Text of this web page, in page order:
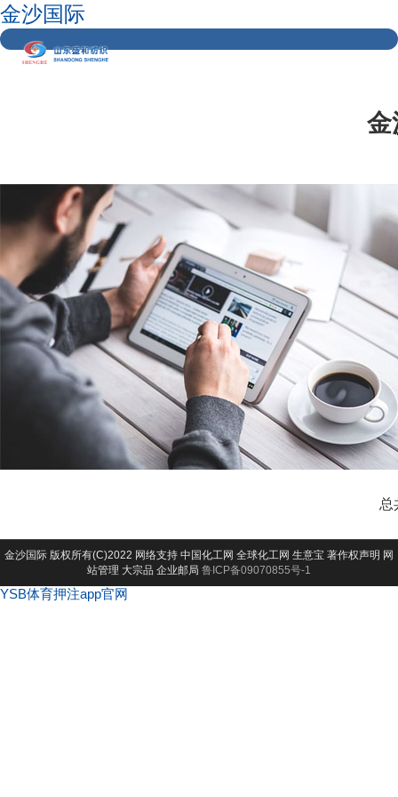
金沙国际
金
总
金沙国际 版权所有(C)2022 网络支持 中国化工网 全球化工网 生意宝 著作权声明 网
站管理 大宗品 企业邮局 鲁ICP备09070855号-1
YSB体育押注app官网